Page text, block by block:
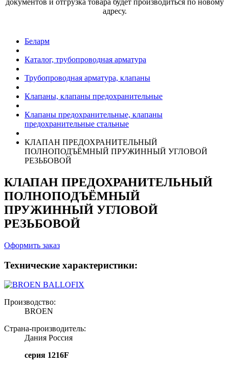
документов и отгрузка товара будет производиться по новому
адресу.
Беларм
Каталог, трубопроводная арматура
Трубопроводная арматура, клапаны
Клапаны, клапаны предохранительные
Клапаны предохранительные, клапаны
предохранительные стальные
КЛАПАН ПРЕДОХРАНИТЕЛЬНЫЙ
ПОЛНОПОДЪЁМНЫЙ ПРУЖИННЫЙ УГЛОВОЙ
РЕЗЬБОВОЙ
КЛАПАН ПРЕДОХРАНИТЕЛЬНЫЙ
ПОЛНОПОДЪЁМНЫЙ
ПРУЖИННЫЙ УГЛОВОЙ
РЕЗЬБОВОЙ
Оформить заказ
Технические характеристики:
Производство:
BROEN
Страна-производитель:
Дания Россия
серия 1216F